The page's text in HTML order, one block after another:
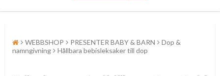
WEBBSHOP PRESENTER BABY & BARN
Dop &
namngivning
Hållbara bebisleksaker till dop